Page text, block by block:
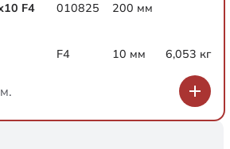
F4
010825 200 мм
F4 10 мм 6,053 кг